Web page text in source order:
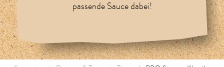
passende Sauce dabei!